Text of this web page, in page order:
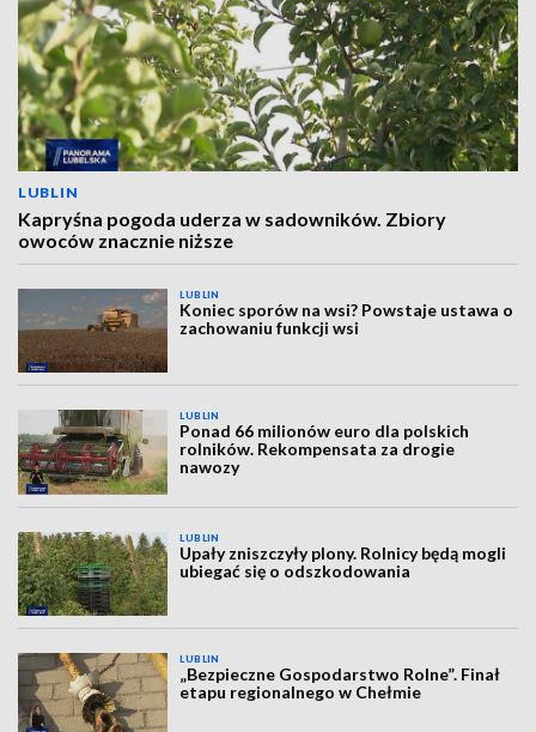
LUBLIN
Kapryśna pogoda uderza w sadowników. Zbiory
owoców znacznie niższe
LUBLIN
Koniec sporów na wsi? Powstaje ustawa o
zachowaniu funkcji wsi
LUBLIN
Ponad 66 milionów euro dla polskich
rolników. Rekompensata za drogie
nawozy
LUBLIN
Upały zniszczyły plony. Rolnicy będą mogli
ubiegać się o odszkodowania
LUBLIN
„Bezpieczne Gospodarstwo Rolne”. Finał
etapu regionalnego w Chełmie